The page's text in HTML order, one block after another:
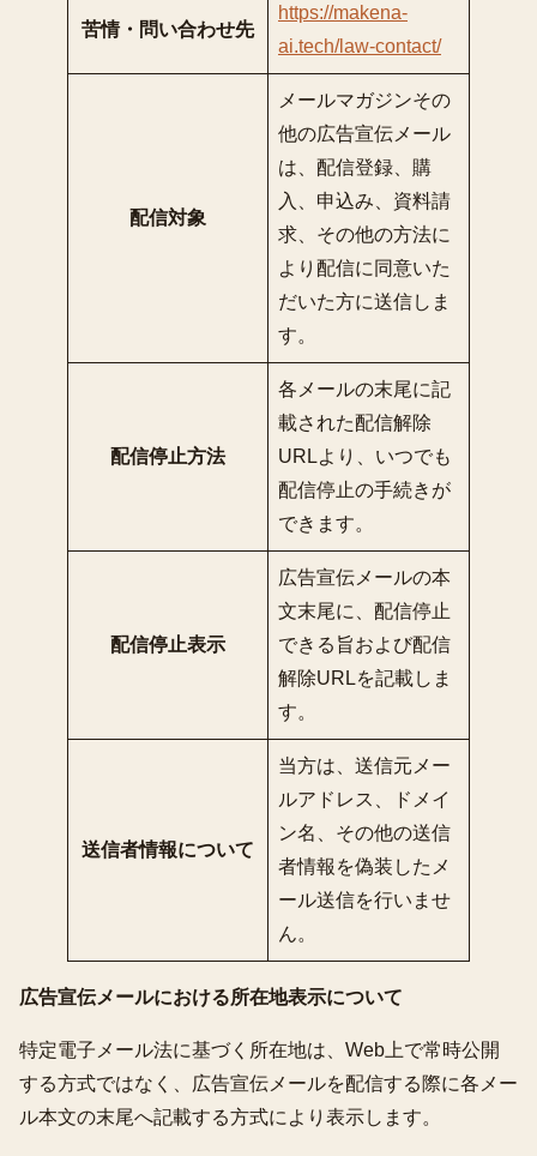
苦情・問い合わせ先
https://makena-
ai.tech/law-contact/
配信対象
メールマガジンその
他の広告宣伝メール
は、配信登録、購
入、申込み、資料請
求、その他の方法に
より配信に同意いた
だいた方に送信しま
す。
配信停止方法
各メールの末尾に記
載された配信解除
URLより、いつでも
配信停止の手続きが
できます。
配信停止表示
広告宣伝メールの本
文末尾に、配信停止
できる旨および配信
解除URLを記載しま
す。
送信者情報について
当方は、送信元メー
ルアドレス、ドメイ
ン名、その他の送信
者情報を偽装したメ
ール送信を行いませ
ん。
広告宣伝メールにおける所在地表示について
特定電子メール法に基づく所在地は、Web上で常時公開
する方式ではなく、広告宣伝メールを配信する際に各メー
ル本文の末尾へ記載する方式により表示します。